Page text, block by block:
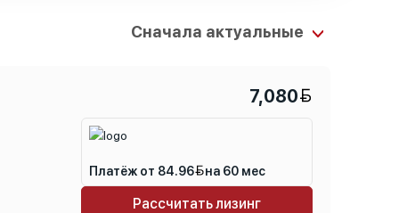
7,080
Платёж от 84.96 на 60 мес
Рассчитать лизинг